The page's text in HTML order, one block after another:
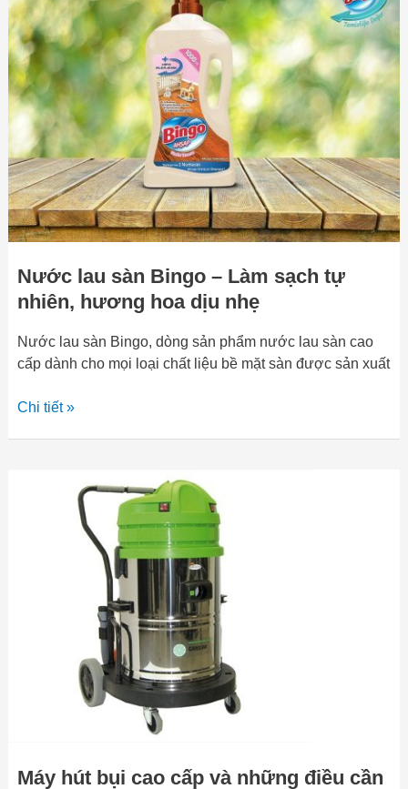
Nước lau sàn Bingo – Làm sạch tự
nhiên, hương hoa dịu nhẹ
Nước lau sàn Bingo, dòng sản phẩm nước lau sàn cao
cấp dành cho mọi loại chất liệu bề mặt sàn được sản xuất
lau
sàn
Bingo
–
Làm
sạch
nhiên,
hương
hoa
dịu
Chi tiết »
Máy hút bụi cao cấp và những điều cần